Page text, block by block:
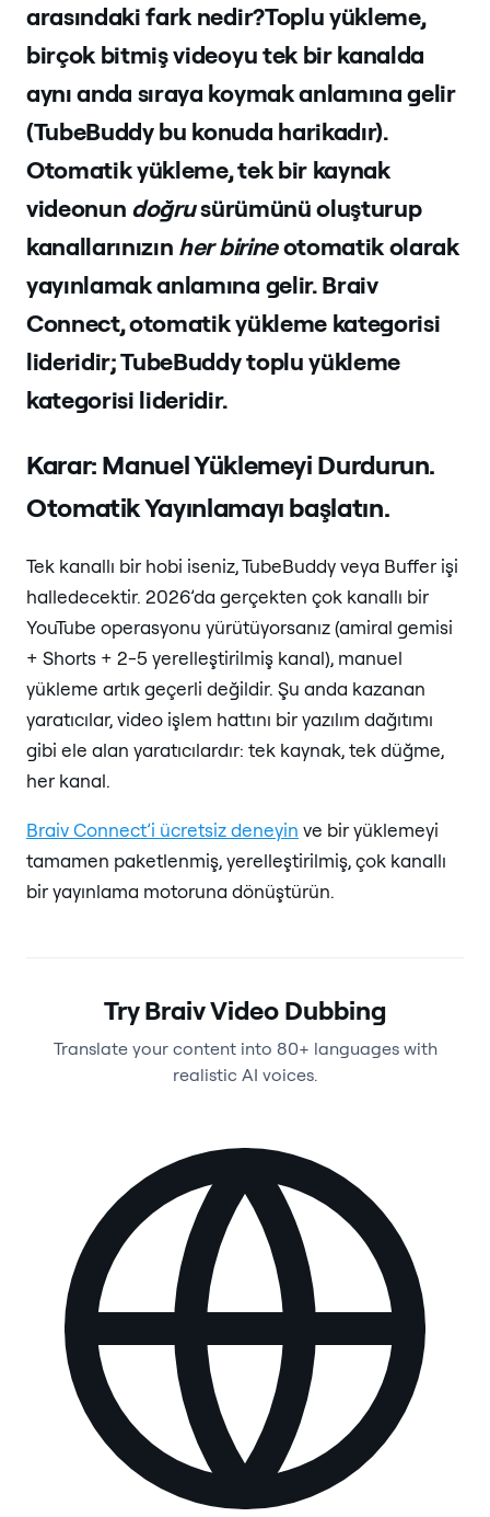
arasındaki fark nedir?Toplu yükleme,
birçok bitmiş videoyu tek bir kanalda
aynı anda sıraya koymak anlamına gelir
(TubeBuddy bu konuda harikadır).
Otomatik yükleme, tek bir kaynak
videonun doğrusürümünü oluşturup
kanallarınızın her birineotomatik olarak
yayınlamak anlamına gelir. Braiv
Connect, otomatik yükleme kategorisi
lideridir; TubeBuddy toplu yükleme
kategorisi lideridir.
Karar: Manuel Yüklemeyi Durdurun.
Otomatik Yayınlamayı başlatın.
Tek kanallı bir hobi iseniz, TubeBuddy veya Buffer işi
halledecektir. 2026’da gerçekten çok kanallı bir
YouTube operasyonu yürütüyorsanız (amiral gemisi
+ Shorts + 2-5 yerelleştirilmiş kanal), manuel
yükleme artık geçerli değildir. Şu anda kazanan
yaratıcılar, video işlem hattını bir yazılım dağıtımı
gibi ele alan yaratıcılardır: tek kaynak, tek düğme,
her kanal.
Braiv Connect’i ücretsiz deneyin ve bir yüklemeyi
tamamen paketlenmiş, yerelleştirilmiş, çok kanallı
bir yayınlama motoruna dönüştürün.
Try Braiv Video Dubbing
Translate your content into 80+ languages with
realistic AI voices.